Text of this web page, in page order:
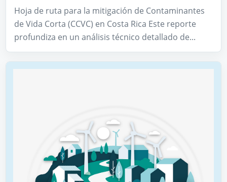
Hoja de ruta para la mitigación de Contaminantes
de Vida Corta (CCVC) en Costa Rica Este reporte
profundiza en un análisis técnico detallado de...